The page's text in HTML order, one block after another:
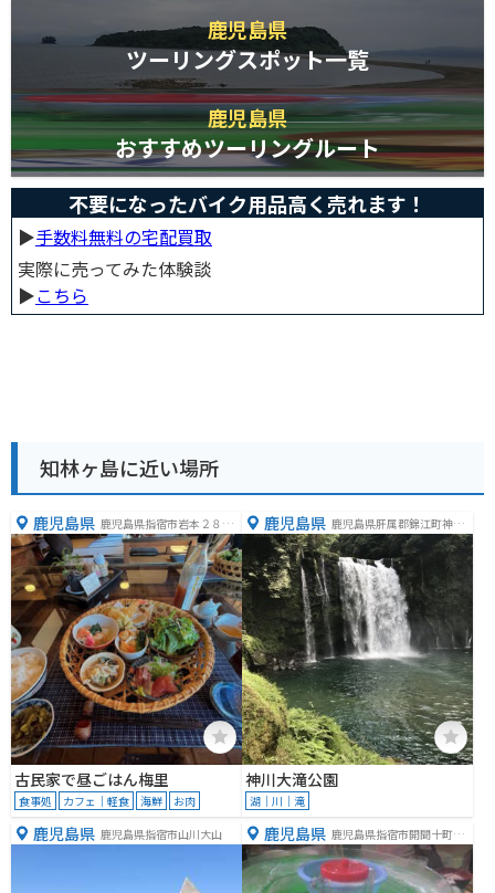
鹿児島県
ツーリングスポット一覧
鹿児島県
おすすめツーリングルート
不要になったバイク用品高く売れます！
▶︎手数料無料の宅配買取
実際に売ってみた体験談
▶︎こちら
知林ヶ島に近い場所
鹿児島県 鹿児島県指宿市岩本２８４
８−２
古民家で昼ごはん梅里
食事処 カフェ｜軽食 海鮮 お肉
鹿児島県 鹿児島県肝属郡錦江町神川
２３８２−１
神川大滝公園
湖｜川｜滝
鹿児島県 鹿児島県指宿市山川大山 鹿児島県 鹿児島県指宿市開聞十町５
９６７